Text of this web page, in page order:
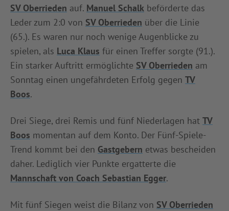
SV Oberrieden auf. Manuel Schalk beförderte das
Leder zum 2:0 von SV Oberrieden über die Linie
(65.). Es waren nur noch wenige Augenblicke zu
spielen, als Luca Klaus für einen Treffer sorgte (91.).
Ein starker Auftritt ermöglichte SV Oberrieden am
Sonntag einen ungefährdeten Erfolg gegen TV
Boos.
Drei Siege, drei Remis und fünf Niederlagen hat TV
Boos momentan auf dem Konto. Der Fünf-Spiele-
Trend kommt bei den Gastgebern etwas bescheiden
daher. Lediglich vier Punkte ergatterte die
Mannschaft von Coach Sebastian Egger.
Mit fünf Siegen weist die Bilanz von SV Oberrieden